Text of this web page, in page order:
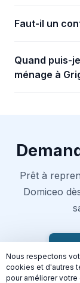
Faut-il un
Quand puis-
ménage à
Prêt à
Domiceo
Nous respectons
cookies et d'autres
pour améliorer